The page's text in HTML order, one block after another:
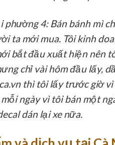
phường 4:Bán bánh mì
ta mới mua. Tôi kinh
bắt đầu xuất hiện nên
chỉ vài hôm đầu lấy,
thì tôi lấy trước giờ
ngày vì tôi bán một
dán lại xe nữa.